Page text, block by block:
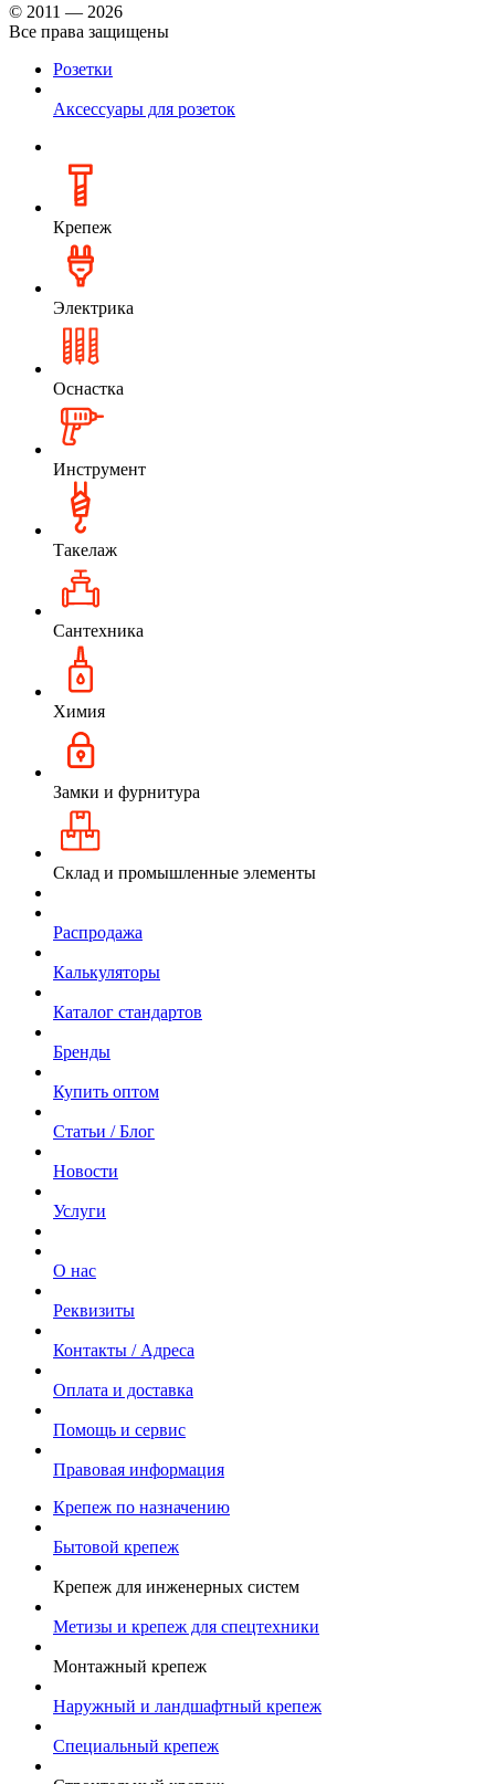
© 2011 — 2026
Все права защищены
Розетки
Аксессуары для розеток
Крепеж
Электрика
Оснастка
Инструмент
Такелаж
Сантехника
Химия
Замки и фурнитура
Склад и промышленные элементы
Распродажа
Калькуляторы
Каталог стандартов
Бренды
Купить оптом
Статьи / Блог
Новости
Услуги
О нас
Реквизиты
Контакты / Адреса
Оплата и доставка
Помощь и сервис
Правовая информация
Крепеж по назначению
Бытовой крепеж
Крепеж для инженерных систем
Метизы и крепеж для спецтехники
Монтажный крепеж
Наружный и ландшафтный крепеж
Специальный крепеж